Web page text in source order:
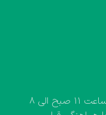
ساعت کاری فروشگاه: روز های کاری ساعت ۱۱ صبح الی ۸